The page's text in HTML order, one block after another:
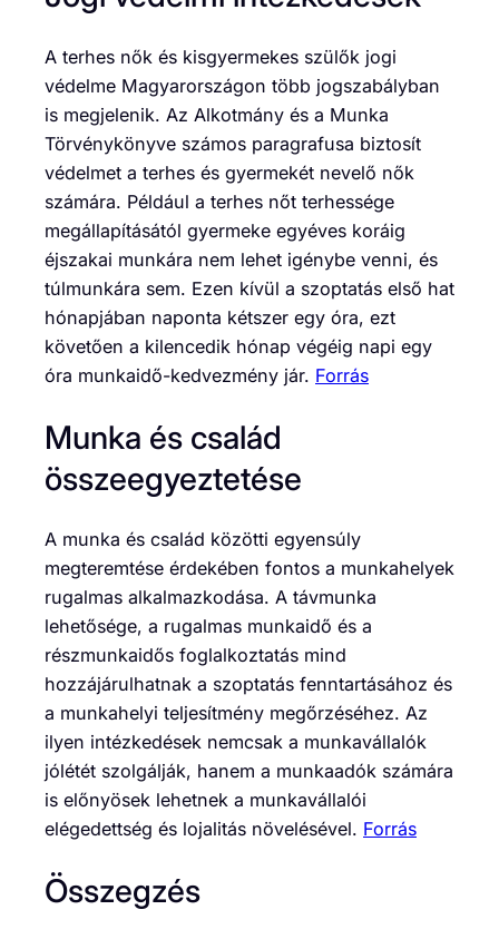
A terhes nők és kisgyermekes szülők jogi
védelme Magyarországon több jogszabályban
is megjelenik. Az Alkotmány és a Munka
Törvénykönyve számos paragrafusa biztosít
védelmet a terhes és gyermekét nevelő nők
számára. Például a terhes nőt terhessége
megállapításától gyermeke egyéves koráig
éjszakai munkára nem lehet igénybe venni, és
túlmunkára sem. Ezen kívül a szoptatás első hat
hónapjában naponta kétszer egy óra, ezt
követően a kilencedik hónap végéig napi egy
óra munkaidő-kedvezmény jár. Forrás
Munka és család
összeegyeztetése
A munka és család közötti egyensúly
megteremtése érdekében fontos a munkahelyek
rugalmas alkalmazkodása. A távmunka
lehetősége, a rugalmas munkaidő és a
részmunkaidős foglalkoztatás mind
hozzájárulhatnak a szoptatás fenntartásához és
a munkahelyi teljesítmény megőrzéséhez. Az
ilyen intézkedések nemcsak a munkavállalók
jólétét szolgálják, hanem a munkaadók számára
is előnyösek lehetnek a munkavállalói
elégedettség és lojalitás növelésével. Forrás
Összegzés